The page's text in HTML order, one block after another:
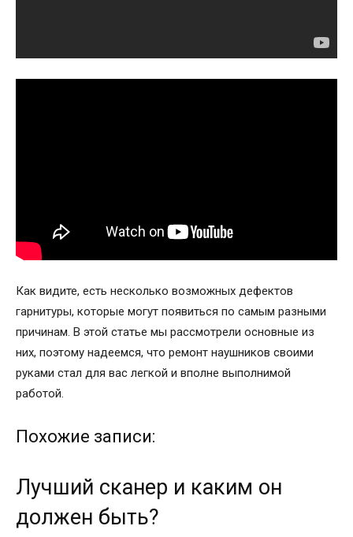
Как видите, есть несколько возможных дефектов
гарнитуры, которые могут появиться по самым разными
причинам. В этой статье мы рассмотрели основные из
них, поэтому надеемся, что ремонт наушников своими
руками стал для вас легкой и вполне выполнимой
работой.
Похожие записи:
Лучший сканер и каким он
должен быть?